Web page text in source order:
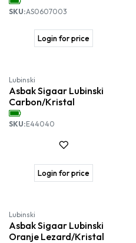
SKU:AS0607003
Login for price
Lubinski
Asbak Sigaar Lubinski
Carbon/Kristal
SKU:E44040
Login for price
Lubinski
Asbak Sigaar Lubinski
Oranje Lezard/Kristal